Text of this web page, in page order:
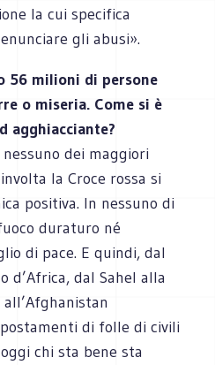
la cui specifica
gli abusi».
56 milioni di persone
o miseria. Come si è
agghiacciante?
dei maggiori
la Croce rossa si
positiva. In nessuno di
duraturo né
di pace. E quindi, dal
d’Africa, dal Sahel alla
di folle di civili
chi sta bene sta